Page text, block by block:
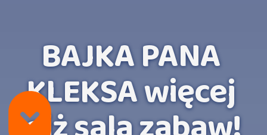
BAJKAPANA
KLEKSAwięcej